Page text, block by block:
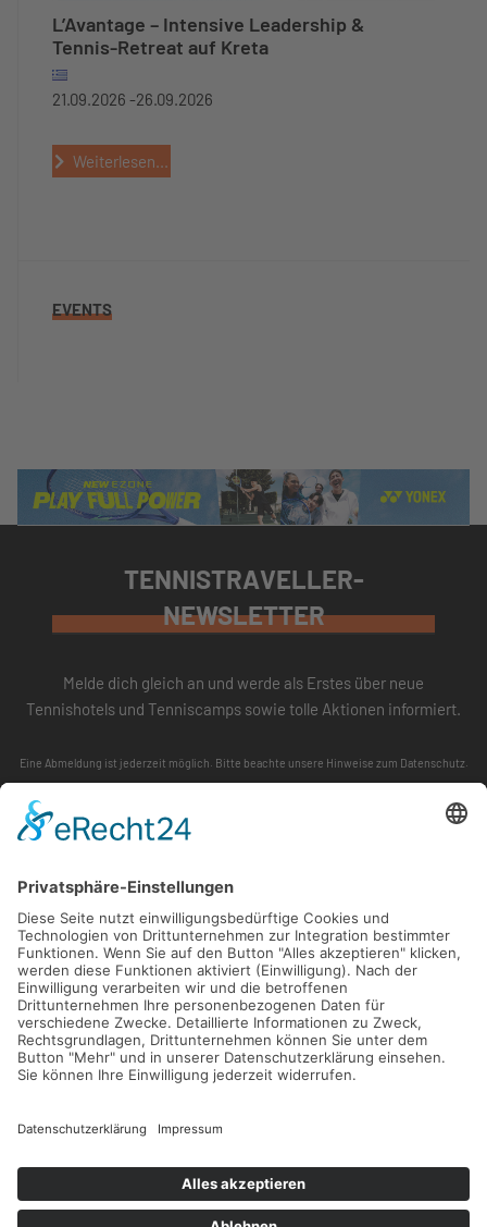
L’Avantage – Intensive Leadership &
Tennis-Retreat auf Kreta
21.09.2026 -26.09.2026
Weiterlesen...
EVENTS
TENNISTRAVELLER-
NEWSLETTER
Melde dich gleich an und werde als Erstes über neue
Tennishotels und Tenniscamps sowie tolle Aktionen informiert.
Eine Abmeldung ist jederzeit möglich. Bitte beachte unsere Hinweise zum Datenschutz.
ABONNIEREN
FOLLOW US
IMPRESSUM